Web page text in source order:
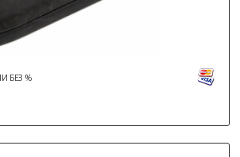
БЕЗ %